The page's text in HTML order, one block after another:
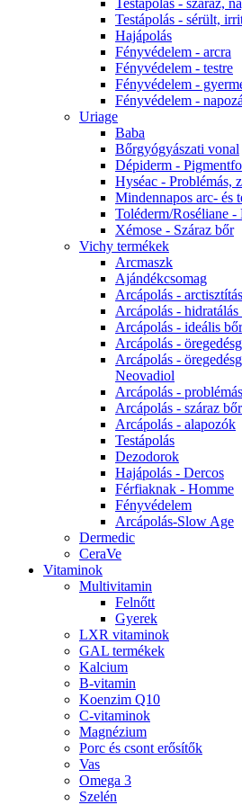
Testápolás - száraz,
Testápolás - sérült,
Hajápolás
Fényvédelem - arcra
Fényvédelem - testre
Fényvédelem -
Fényvédelem -
Uriage
Baba
Bőrgyógyászati vonal
Dépiderm -
Hyséac - Problémás,
Mindennapos arc- és
Toléderm/Roséliane -
Xémose - Száraz bőr
Vichy termékek
Arcmaszk
Ajándékcsomag
Arcápolás -
Arcápolás -
Arcápolás - ideális
Arcápolás -
Arcápolás -
Neovadiol
Arcápolás -
Arcápolás - száraz
Arcápolás - alapozók
Testápolás
Dezodorok
Hajápolás - Dercos
Férfiaknak - Homme
Fényvédelem
Arcápolás-Slow Age
Dermedic
CeraVe
Vitaminok
Multivitamin
Felnőtt
Gyerek
LXR vitaminok
GAL termékek
Kalcium
B-vitamin
Koenzim Q10
C-vitaminok
Magnézium
Porc és csont erősítők
Vas
Omega 3
Szelén